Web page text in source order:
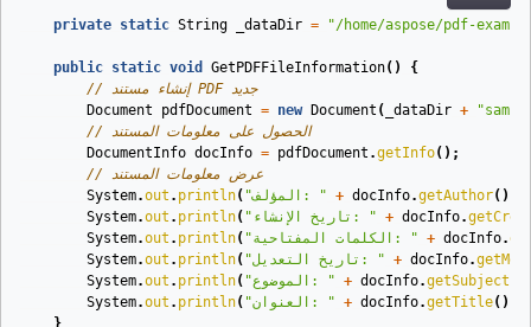
private static String _dataDir = "/home/aspose/pdf-
public static void GetPDFFileInformation()
{
// إنشاء مستند PDF جديد
Document
pdfDocument = new Document ( _dataDir +
// الحصول على معلومات المستند
DocumentInfo docInfo = pdfDocument .getInfo();
// عرض معلومات المستند
System.out . println( "المؤلف: " + docInfo.getAuthor());
System.out . println( "تاريخ الإنشاء: " + docInfo.
System.out . println( "الكلمات المفتاحية: " + docInfo.
System.out . println( "تاريخ التعديل: " + docInfo.
System.out . println( "الموضوع: " + docInfo.getSubject
System.out . println( "العنوان: " + docInfo.getTitle());
}